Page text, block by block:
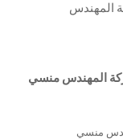
المهندس
المهندس منسي